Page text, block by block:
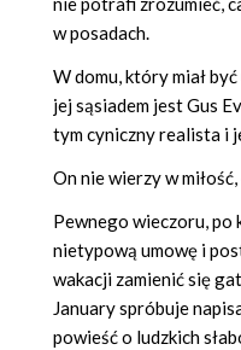
w posadach.
W domu, który miał
jej sąsiadem jest Gus
tym cyniczny realista i
On nie wierzy w
Pewnego wieczoru, po
nietypową umowę i
wakacji zamienić się
January spróbuje
powieść o ludzkich